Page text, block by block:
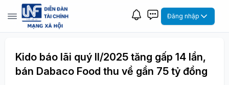
Đăng nhập
Kido báo lãi quý II/2025 tăng gấp 14 lần,
bán Dabaco Food thu về gần 75 tỷ đồng